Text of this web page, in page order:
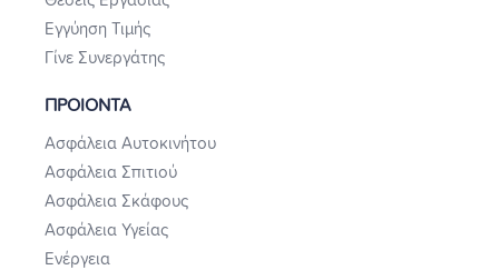
Εγγύηση Τιμής
Γίνε Συνεργάτης
ΠΡΟΙΟΝΤΑ
Ασφάλεια Αυτοκινήτου
Ασφάλεια Σπιτιού
Ασφάλεια Σκάφους
Ασφάλεια Υγείας
Ενέργεια